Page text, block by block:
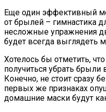
Еще один эффективный
от брылей – гимнастика
несложные упражнения
будет всегда выглядеть
Хотелось бы отметить,
получиться убрать брыли
Конечно, не стоит сразу
первых же признаках
домашние маски будут